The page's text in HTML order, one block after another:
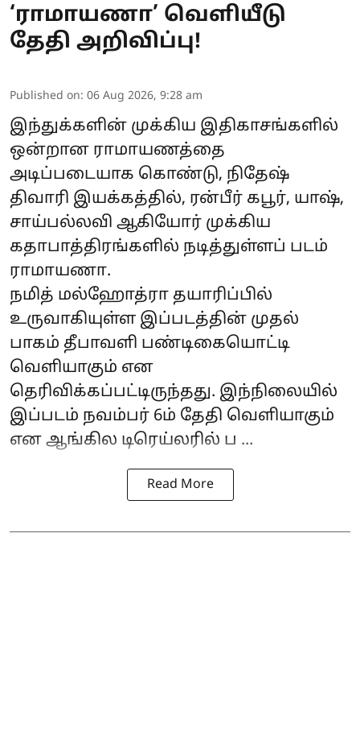
‘ராமாயணா’ வெளியீடு
தேதி அறிவிப்பு!
Published on: 06 Aug 2026, 9:28 am
இந்துக்களின் முக்கிய இதிகாசங்களில்
ஒன்றான ராமாயணத்தை
அடிப்படையாக கொண்டு, நிதேஷ்
திவாரி இயக்கத்தில், ரன்பீர் கபூர், யாஷ்,
சாய்பல்லவி ஆகியோர் முக்கிய
கதாபாத்திரங்களில் நடித்துள்ளப் படம்
ராமாயணா.
நமித் மல்ஹோத்ரா தயாரிப்பில்
உருவாகியுள்ள இப்படத்தின் முதல்
பாகம் தீபாவளி பண்டிகையொட்டி
வெளியாகும் என
தெரிவிக்கப்பட்டிருந்தது. இந்நிலையில்
இப்படம் நவம்பர் 6ம் தேதி வெளியாகும்
என ஆங்கில டிரெய்லரில் ப ...
Read More